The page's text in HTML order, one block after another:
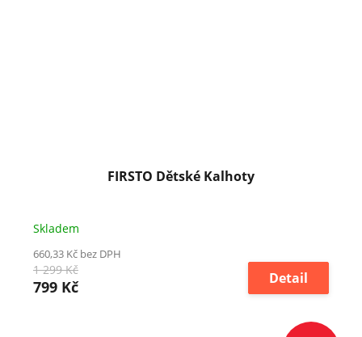
FIRSTO Dětské Kalhoty
Skladem
660,33 Kč bez DPH
1 299 Kč
799 Kč Detail